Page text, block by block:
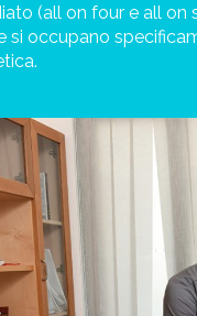
(all on four e all on
si occupano